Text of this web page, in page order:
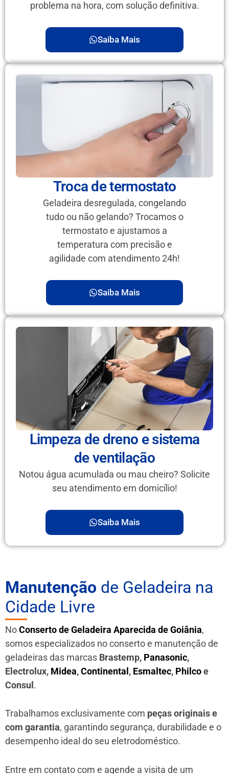
problema na hora, com solução definitiva.
Saiba Mais
Troca de termostato
Geladeira desregulada, congelando
tudo ou não gelando? Trocamos o
termostato e ajustamos a
temperatura com precisão e
agilidade com atendimento 24h!
Saiba Mais
Limpeza de dreno e sistema
de ventilação
Notou água acumulada ou mau cheiro? Solicite
seu atendimento em domicílio!
Saiba Mais
Manutenção de Geladeira na
Cidade Livre
NoConserto de Geladeira Aparecida de Goiânia,
somos especializados no conserto e manutenção de
geladeiras das marcas Brastemp, Panasonic,
Electrolux, Midea,Continental, Esmaltec, Philcoe
Consul.
Trabalhamos exclusivamente com peças originais e
com garantia, garantindo segurança, durabilidade e o
desempenho ideal do seu eletrodoméstico.
Entre em contato com e agende a visita de um